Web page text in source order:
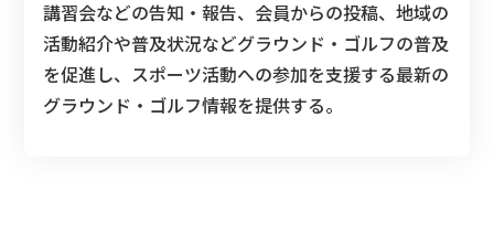
講習会などの告知・報告、会員からの投稿、地域の
活動紹介や普及状況などグラウンド・ゴルフの普及
を促進し、スポーツ活動への参加を支援する最新の
グラウンド・ゴルフ情報を提供する。